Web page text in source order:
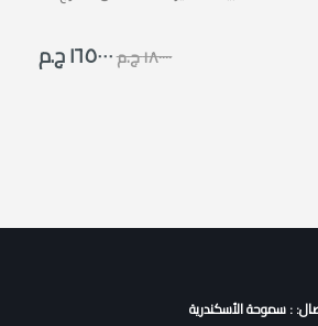
١٨٠٠٠٠ ج.م ١٦٥٠٠٠ ج.م
: سموحة الأسكندرية